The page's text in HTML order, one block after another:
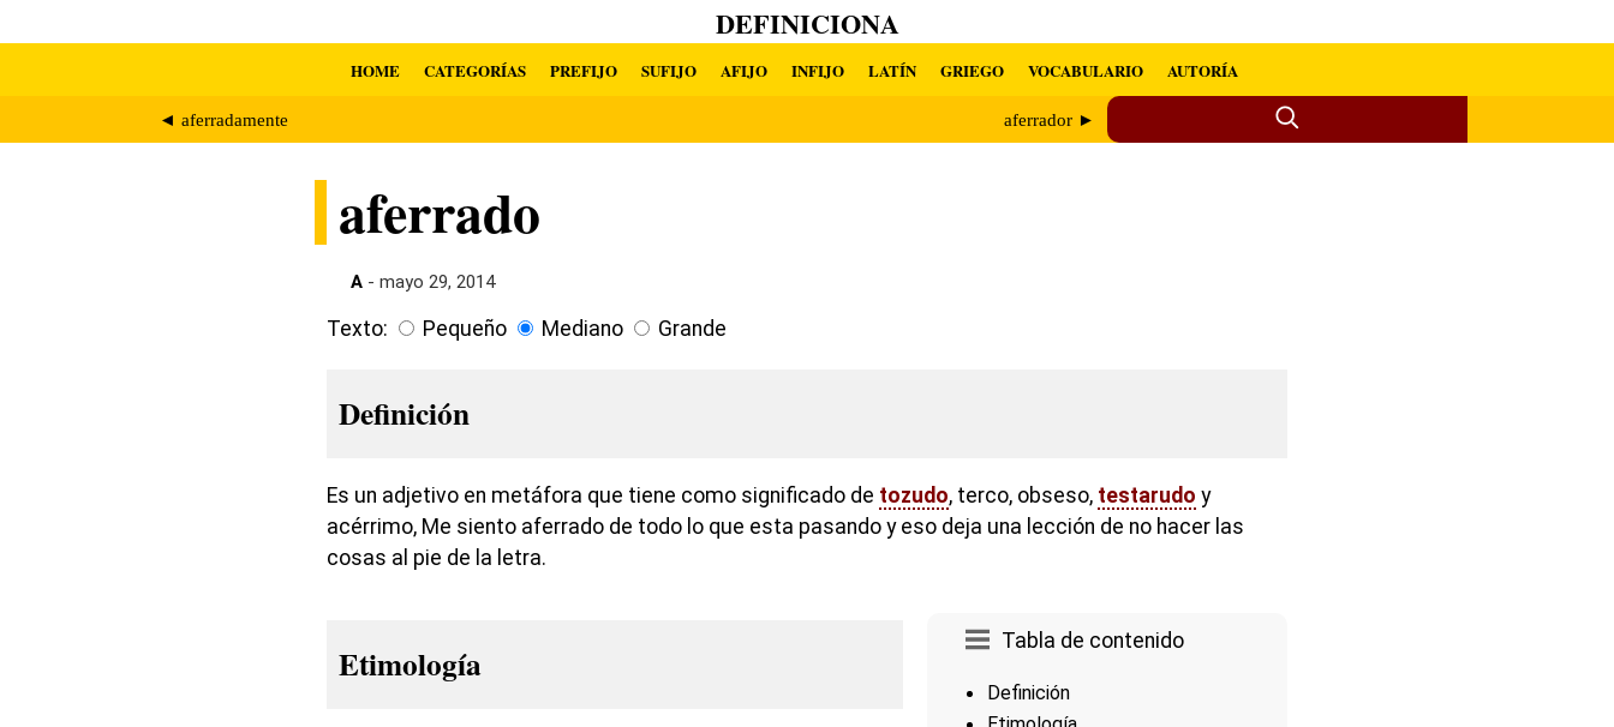
DEFINICIONA
HOME CATEGORÍAS PREFIJO SUFIJO AFIJO INFIJO LATÍN GRIEGO VOCABULARIO AUTORÍA
◄ aferradamente aferrador ►
aferrado
A - mayo 29, 2014
Texto: Pequeño Mediano Grande
Definición
Es un adjetivo en metáfora que tiene como significado de tozudo, terco, obseso, testarudo y
acérrimo, Me siento aferrado de todo lo que esta pasando y eso deja una lección de no hacer las
cosas al pie de la letra.
Tabla de contenido
Definición
Etimología